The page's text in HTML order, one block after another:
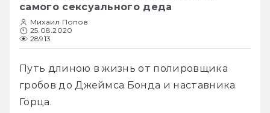
самого сексуального деда
Михаил Попов
25.08.2020
28913
Путь длиною в жизнь от полировщика
гробов до Джеймса Бонда и наставника
Горца.